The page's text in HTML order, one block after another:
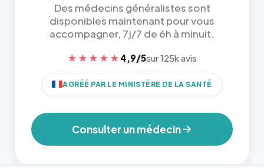
Des médecins généralistes sont
disponibles maintenant pour vous
accompagner, 7j/7 de 6h à minuit.
★★★★★ 4,9/5sur 125k avis
AGRÉÉ PAR LE MINISTÈRE DE LA SANTÉ
Consulter un médecin